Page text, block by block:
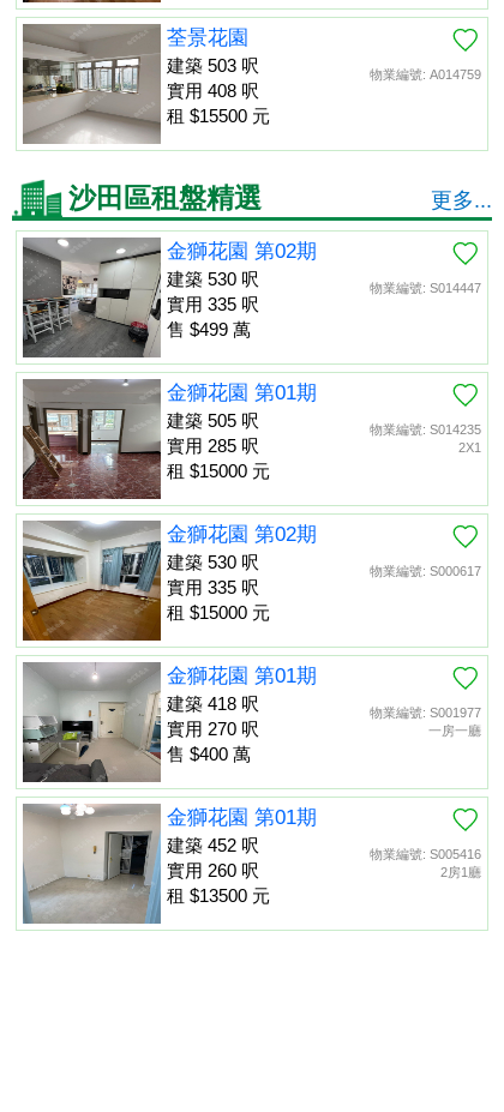
物業編號: A014759
荃景花園
建築 503 呎
實用 408 呎
租 $15500 元
沙田區租盤精選 更多...
物業編號: S014447
金獅花園 第02期
建築 530 呎
實用 335 呎
售 $499 萬
物業編號: S014235
2X1
金獅花園 第01期
建築 505 呎
實用 285 呎
租 $15000 元
物業編號: S000617
金獅花園 第02期
建築 530 呎
實用 335 呎
租 $15000 元
物業編號: S001977
一房一廳
金獅花園 第01期
建築 418 呎
實用 270 呎
售 $400 萬
物業編號: S005416
2房1廳
金獅花園 第01期
建築 452 呎
實用 260 呎
租 $13500 元